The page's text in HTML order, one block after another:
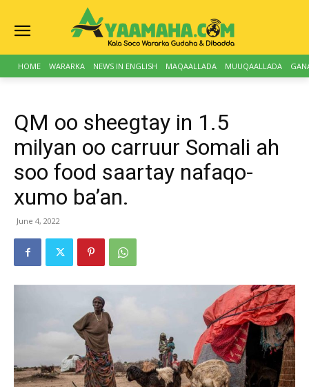
HOME WARARKA NEWS IN ENGLISH MAQAALLADA MUUQAALLADA
QM oo sheegtay in 1.5
milyan oo carruur Somali ah
soo food saartay nafaqo-
xumo ba’an.
June 4, 2022